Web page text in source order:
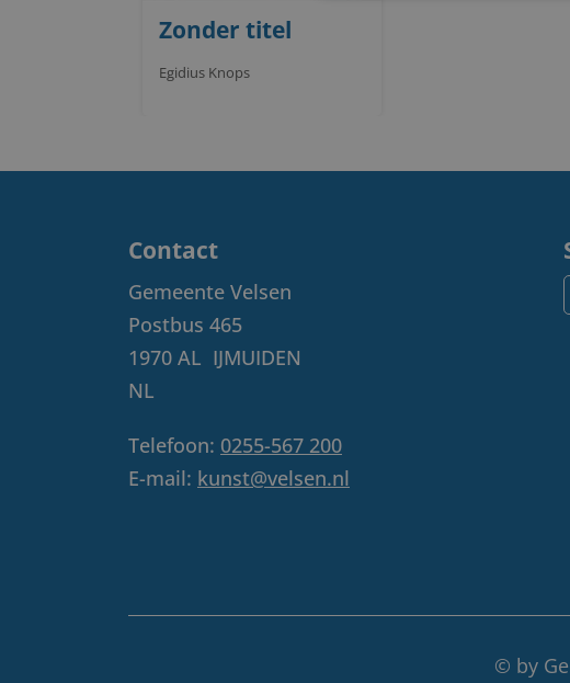
Zonder titel
Egidius Knops
Contact
Gemeente Velsen
Postbus 465
1970 AL IJMUIDEN
NL
Telefoon: 0255-567 200
E-mail: kunst@velsen.nl
© by